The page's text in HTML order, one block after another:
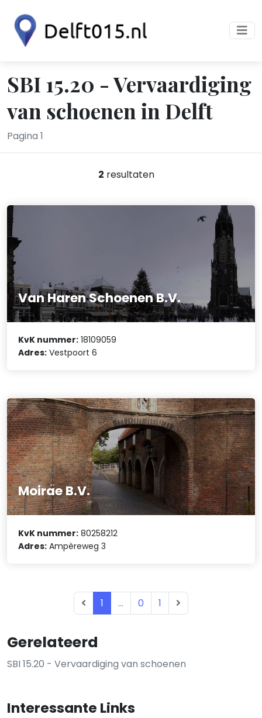
SBI 15.20 - Vervaardiging
van schoenen in Delft
Pagina 1
Gerelateerd
SBI 15.20 - Vervaardiging van schoenen
Interessante Links
2 resultaten
Van Haren Schoenen B.V.
KvK nummer: 18109059
Adres: Vestpoort 6
Moirae B.V.
KvK nummer: 80258212
Adres: Ampèreweg 3
1 ... 0 1